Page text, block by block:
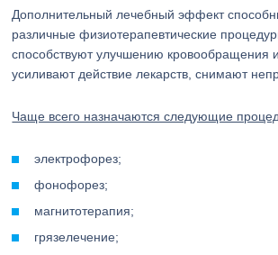
Дополнительный лечебный эффект
различные физиотерапевтические
способствуют улучшению кровообращения и
усиливают действие лекарств, снимают
Чаще всего назначаются следующие
электрофорез;
фонофорез;
магнитотерапия;
грязелечение;